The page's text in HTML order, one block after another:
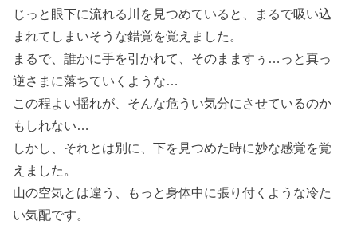
じっと眼下に流れる川を見つめていると、まるで吸い込
まれてしまいそうな錯覚を覚えました。
まるで、誰かに手を引かれて、そのまますぅ…っと真っ
逆さまに落ちていくような…
この程よい揺れが、そんな危うい気分にさせているのか
もしれない…
しかし、それとは別に、下を見つめた時に妙な感覚を覚
えました。
山の空気とは違う、もっと身体中に張り付くような冷た
い気配です。